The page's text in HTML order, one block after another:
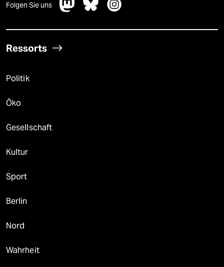
Folgen Sie uns
Ressorts
Politik
Öko
Gesellschaft
Kultur
Sport
Berlin
Nord
Wahrheit